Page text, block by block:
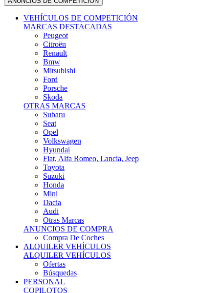
VEHÍCULOS DE COMPETICIÓN
MARCAS DESTACADAS
Peugeot
Citroën
Renault
Bmw
Mitsubishi
Ford
Porsche
Skoda
OTRAS MARCAS
Subaru
Seat
Opel
Volkswagen
Hyundai
Fiat, Alfa Romeo, Lancia, Jeep
Toyota
Suzuki
Honda
Mini
Dacia
Audi
Otras Marcas
ANUNCIOS DE COMPRA
Compra De Coches
ALQUILER VEHÍCULOS
ALQUILER VEHÍCULOS
Ofertas
Búsquedas
PERSONAL
COPILOTOS
Copilotos Disponibles